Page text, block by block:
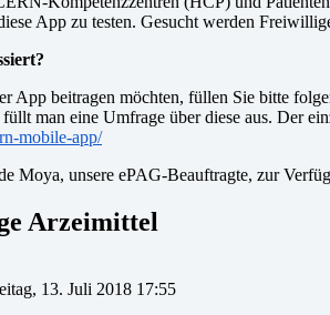
App zu testen. Gesucht werden
App beitragen möchten, füllen Sie bitte
füllt man eine Umfrage über diese aus. Der
mobile-app/
Moya, unsere ePAG-Beauftragte, zur
Arzeimittel
13. Juli 2018 17:55